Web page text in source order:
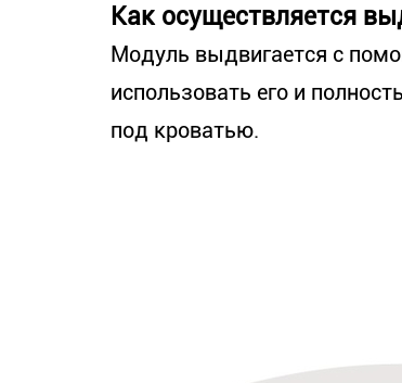
Как осуществляется
Модуль выдвигается с
использовать его и
под кроватью.